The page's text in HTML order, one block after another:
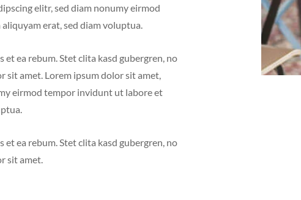
elitr, sed diam nonumy eirmod
erat, sed diam voluptua.
ea rebum. Stet clita kasd gubergren, no
sit amet. Lorem ipsum dolor sit amet,
eirmod tempor invidunt ut labore et
ea rebum. Stet clita kasd gubergren, no
sit amet.